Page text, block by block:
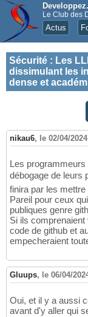
Le Club des
Actus
Sécurité : Les
dissimulant les
dense et
nikau6, le 02/04/
Les programmeurs
débogage de leurs
finira par les
Pareil pour ceux
publiques genre
Si ils
code de github et
empecheraient
Gluups, le 06/04/
Oui, et il y a aussi
avant d'y aller qui